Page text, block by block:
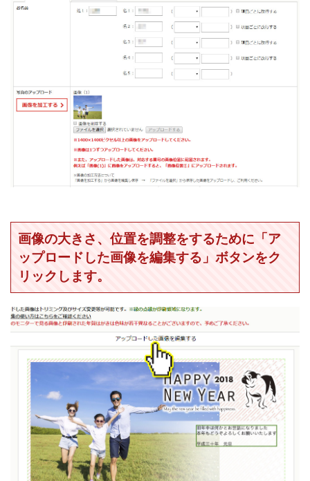
画像の大きさ、位置を調整をするために「ア
ップロードした画像を編集する」ボタンをク
リックします。